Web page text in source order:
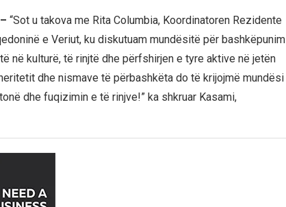
“Sot u takova me Rita Columbia, Koordinatoren Rezidente
e Veriut, ku diskutuam mundësitë për bashkëpunim
në kulturë, të rinjtë dhe përfshirjen e tyre aktive në jetën
dhe nismave të përbashkëta do të krijojmë mundësi
dhe fuqizimin e të rinjve!” ka shkruar Kasami,